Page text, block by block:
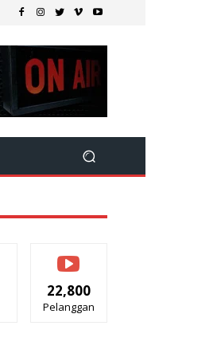
22,800
Pelanggan